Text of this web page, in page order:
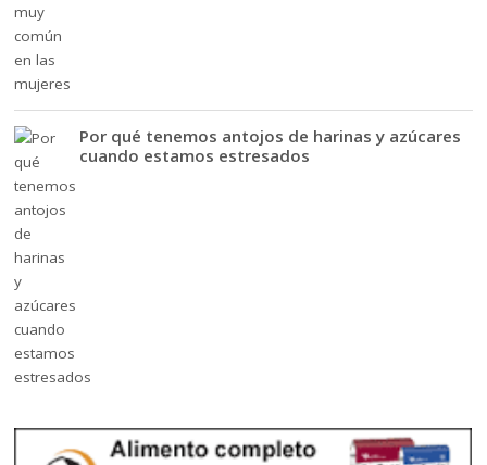
Por qué tenemos antojos de harinas y azúcares
cuando estamos estresados